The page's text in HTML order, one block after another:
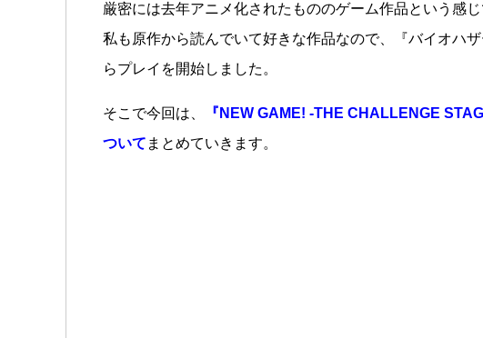
厳密には去年アニメ化されたもののゲーム作品という感じ
私も原作から読んでいて好きな作品なので、『バイオハ
らプレイを開始しました。
そこで今回は、
『NEW GAME! -THE CHALLENGE
ついて まとめていきます。